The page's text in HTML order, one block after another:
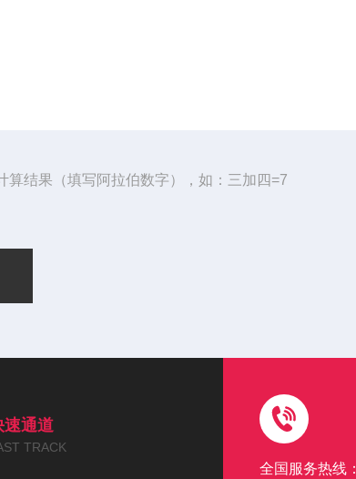
算结果（填写阿拉伯数字），如：三加四=7
全国服务热线：
速通道
TRACK